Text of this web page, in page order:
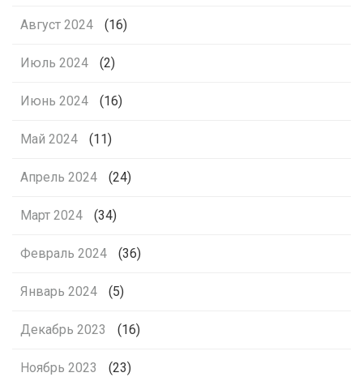
Август 2024 (16)
Июль 2024 (2)
Июнь 2024 (16)
Май 2024 (11)
Апрель 2024 (24)
Март 2024 (34)
Февраль 2024 (36)
Январь 2024 (5)
Декабрь 2023 (16)
Ноябрь 2023 (23)